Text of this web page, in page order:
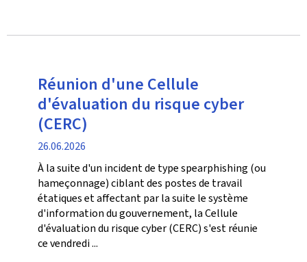
Réunion d'une Cellule
d'évaluation du risque cyber
(CERC)
date
de
publication
26.06.2026
À la suite d'un incident de type spearphishing (ou
hameçonnage) ciblant des postes de travail
étatiques et affectant par la suite le système
d'information du gouvernement, la Cellule
d'évaluation du risque cyber (CERC) s'est réunie
ce vendredi ...